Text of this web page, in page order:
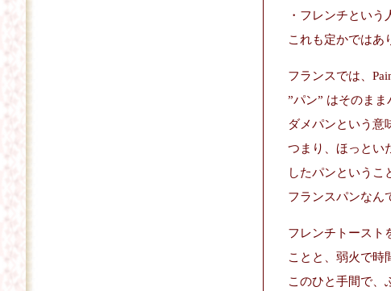
・フレンチとい
これも定かではあ
フランスでは、
”パン” はそのまま
ダメパンという意
つまり、ほっとい
したパンというこ
フランスパンなん
フレンチトースト
ことと、弱火で時
このひと手間で、